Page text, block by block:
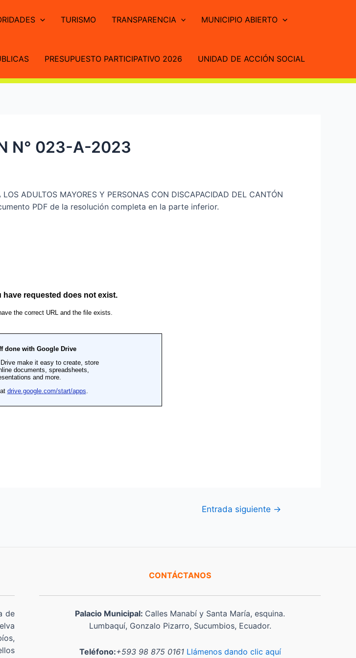
TURISMO TRANSPARENCIA MUNICIPIO ABIERTO
PRESUPUESTO PARTICIPATIVO 2026 UNIDAD DE ACCIÓN SOCIAL
N° 023-A-2023
ADULTOS MAYORES Y PERSONAS CON DISCAPACIDAD DEL CANTÓN
PDF de la resolución completa en la parte inferior.
Entrada siguiente →
de
CONTÁCTANOS
Palacio Municipal: Calles Manabí y Santa María, esquina.
Lumbaquí, Gonzalo Pizarro, Sucumbios, Ecuador.
Teléfono:+593 98 875 0161 Llámenos dando clic aquí